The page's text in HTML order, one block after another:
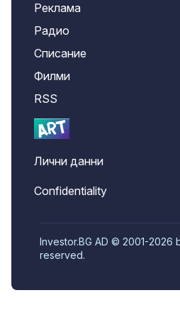
Реклама
Радио
Списание
Филми
RSS
Лични данни
Confidentiality
Investor.BG AD © 2001-2026
reserved.